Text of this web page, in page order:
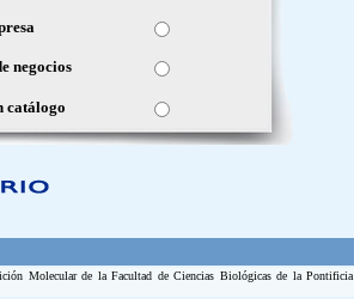
negocios
catálogo
Molecular de la Facultad de Ciencias Biológicas de la Pontificia